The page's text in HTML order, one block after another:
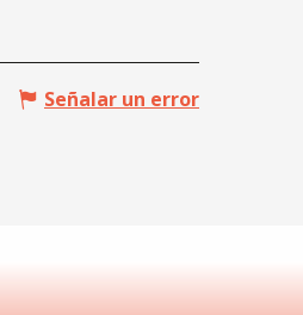
Señalar un error